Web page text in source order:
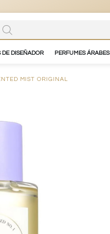
DE DISEÑADOR PERFUMES ÁRABES
MIST ORIGINAL